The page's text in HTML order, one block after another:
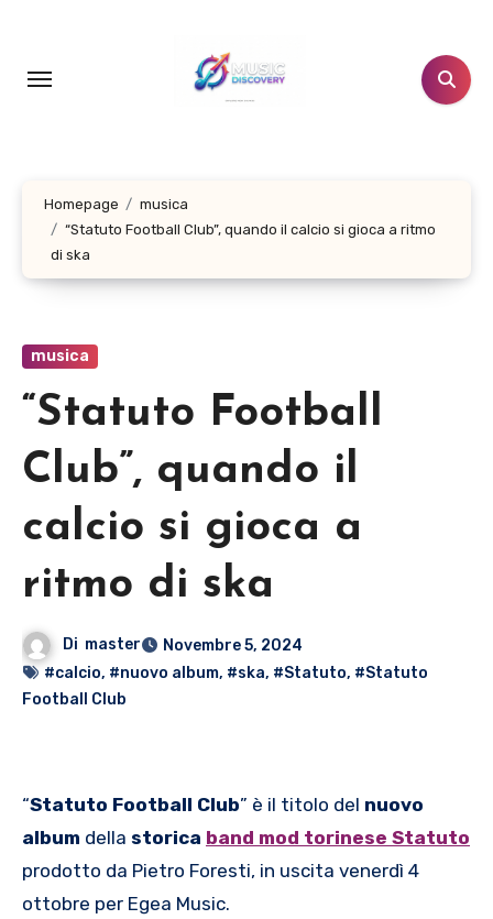
contenuto
Homepage
musica
“Statuto Football Club”, quando il calcio si gioca a ritmo
di ska
musica
“Statuto Football
Club”, quando il
calcio si gioca a
ritmo di ska
Di master
Novembre 5, 2024
#calcio, #nuovo album, #ska, #Statuto, #Statuto
Football Club
“ Statuto Football Club” è il titolo del nuovo
album della storica band mod torinese Statuto
prodotto da Pietro Foresti, in uscita venerdì 4
ottobre per Egea Music.